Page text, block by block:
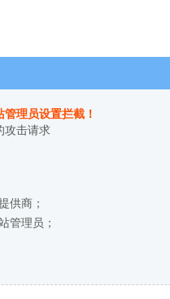
理员设置拦截！
攻击请求
供商；
管理员；